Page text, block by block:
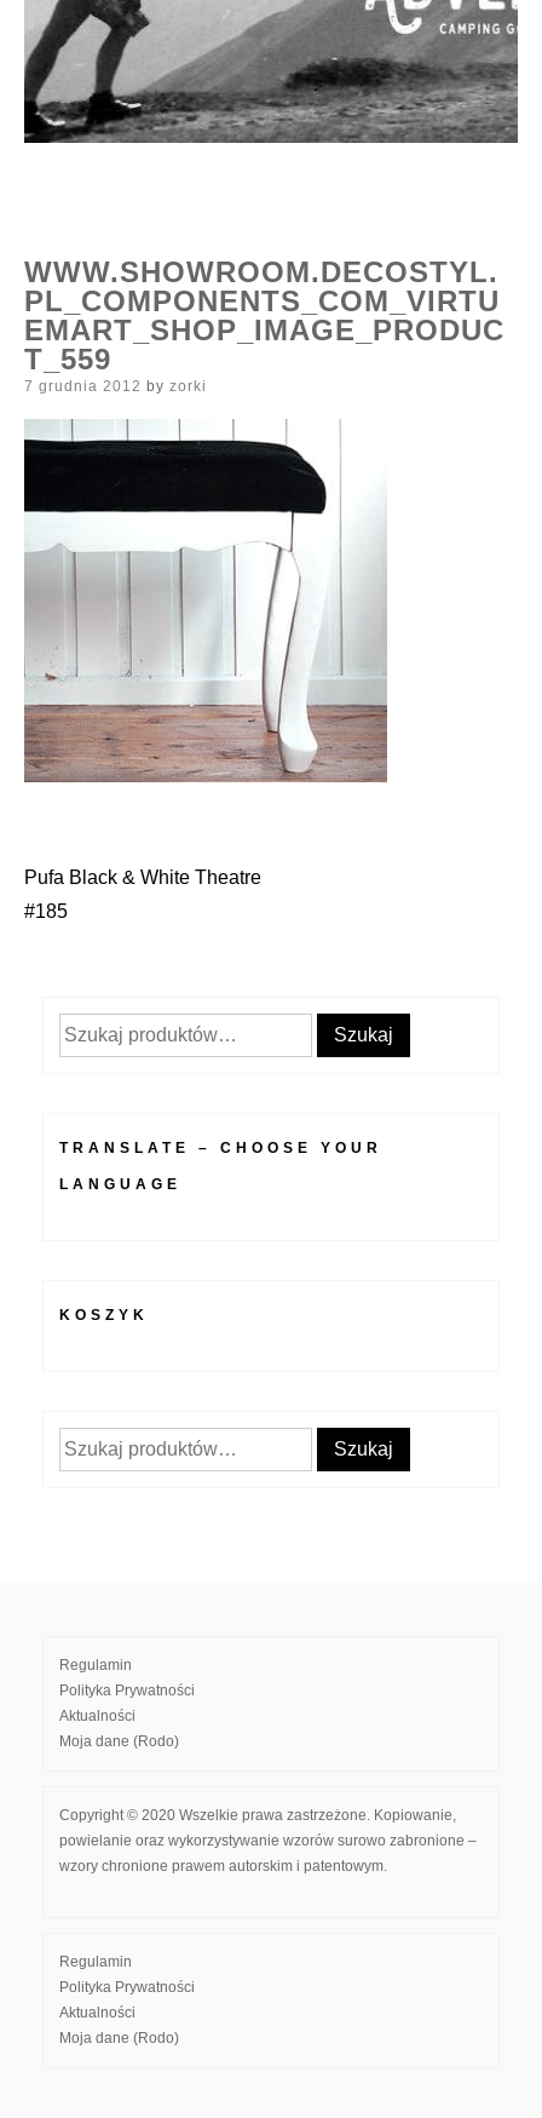
WWW.SHOWROOM.DECOSTYL.
PL_COMPONENTS_COM_VIRTU
EMART_SHOP_IMAGE_PRODUC
T_559
Posted
7 grudnia 2012 by zorki
Nawigacja
Pufa Black & White Theatre
#185
Szukaj: Szukaj
TRANSLATE – CHOOSE YOUR
LANGUAGE
KOSZYK
Szukaj: Szukaj
Regulamin
Polityka Prywatności
Aktualności
Moja dane (Rodo)
Copyright © 2020 Wszelkie prawa zastrzeżone. Kopiowanie,
powielanie oraz wykorzystywanie wzorów surowo zabronione –
wzory chronione prawem autorskim i patentowym.
Regulamin
Polityka Prywatności
Aktualności
Moja dane (Rodo)